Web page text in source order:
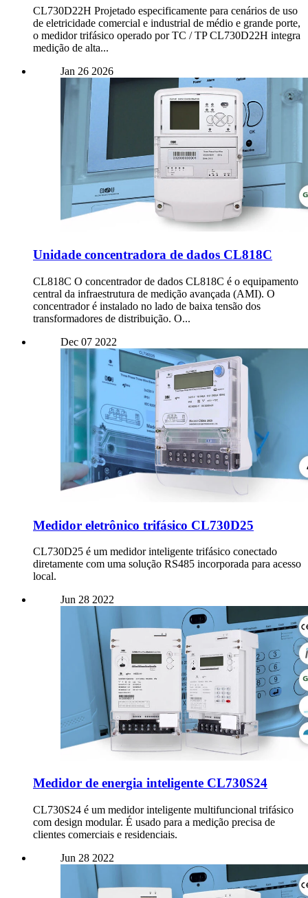
CL730D22H Projetado especificamente para cenários de uso
de eletricidade comercial e industrial de médio e grande porte,
o medidor trifásico operado por TC / TP CL730D22H integra
medição de alta...
Jan 26 2026
Unidade concentradora de dados CL818C
CL818C O concentrador de dados CL818C é o equipamento
central da infraestrutura de medição avançada (AMI). O
concentrador é instalado no lado de baixa tensão dos
transformadores de distribuição. O...
Dec 07 2022
Medidor eletrônico trifásico CL730D25
CL730D25 é um medidor inteligente trifásico conectado
diretamente com uma solução RS485 incorporada para acesso
local.
Jun 28 2022
Medidor de energia inteligente CL730S24
CL730S24 é um medidor inteligente multifuncional trifásico
com design modular. É usado para a medição precisa de
clientes comerciais e residenciais.
Jun 28 2022